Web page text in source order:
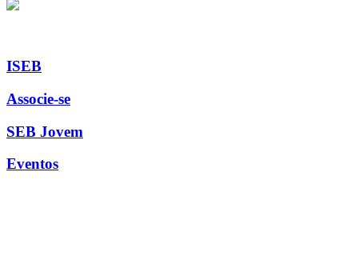
ISEB
Associe-se
SEB Jovem
Eventos